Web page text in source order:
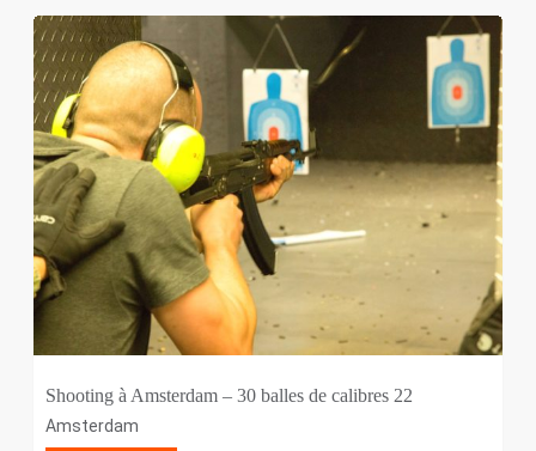
Shooting à Amsterdam – 30 balles de calibres 22
Amsterdam